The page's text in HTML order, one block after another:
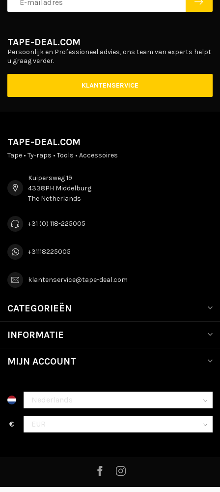
TAPE-DEAL.COM
Persoonlijk en Professioneel advies, ons team van experts helpt
u graag verder.
KLANTENSERVICE
TAPE-DEAL.COM
Tape • Ty-raps • Tools • Accessoires
Kuipersweg 19
4338PH Middelburg
The Netherlands
+31 (0) 118-225005
+31118225005
klantenservice@tape-deal.com
CATEGORIEËN
INFORMATIE
MIJN ACCOUNT
€